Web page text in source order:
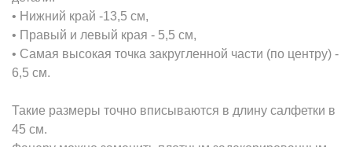
• Нижний край -13,5 см,
• Правый и левый края - 5,5 см,
• Самая высокая точка закругленной части (по центру) -
6,5 см.
Такие размеры точно вписываются в длину салфетки в
45 см.